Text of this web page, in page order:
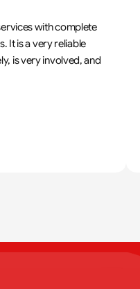
with complete
It is a very reliable
is very involved, and